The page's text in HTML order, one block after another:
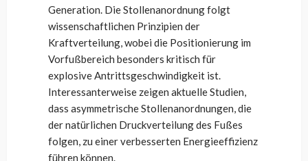
Generation. Die Stollenanordnung folgt
wissenschaftlichen Prinzipien der
Kraftverteilung, wobei die Positionierung im
Vorfußbereich besonders kritisch für
explosive Antrittsgeschwindigkeit ist.
Interessanterweise zeigen aktuelle Studien,
dass asymmetrische Stollenanordnungen, die
der natürlichen Druckverteilung des Fußes
folgen, zu einer verbesserten Energieeffizienz
führen können.